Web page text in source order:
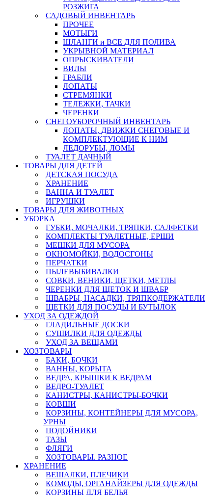
РОЗЖИГА
САДОВЫЙ ИНВЕНТАРЬ
ПРОЧЕЕ
МОТЫГИ
ШЛАНГИ и ВСЕ ДЛЯ ПОЛИВА
УКРЫВНОЙ МАТЕРИАЛ
ОПРЫСКИВАТЕЛИ
ВИЛЫ
ГРАБЛИ
ЛОПАТЫ
СТРЕМЯНКИ
ТЕЛЕЖКИ, ТАЧКИ
ЧЕРЕНКИ
СНЕГОУБОРОЧНЫЙ ИНВЕНТАРЬ
ЛОПАТЫ, ДВИЖКИ СНЕГОВЫЕ И
КОМПЛЕКТУЮЩИЕ К НИМ
ЛЕДОРУБЫ, ЛОМЫ
ТУАЛЕТ ДАЧНЫЙ
ТОВАРЫ ДЛЯ ДЕТЕЙ
ДЕТСКАЯ ПОСУДА
ХРАНЕНИЕ
ВАННА И ТУАЛЕТ
ИГРУШКИ
ТОВАРЫ ДЛЯ ЖИВОТНЫХ
УБОРКА
ГУБКИ, МОЧАЛКИ, ТРЯПКИ, САЛФЕТКИ
КОМПЛЕКТЫ ТУАЛЕТНЫЕ, ЕРШИ
МЕШКИ ДЛЯ МУСОРА
ОКНОМОЙКИ, ВОДОСГОНЫ
ПЕРЧАТКИ
ПЫЛЕВЫБИВАЛКИ
СОВКИ, ВЕНИКИ, ЩЕТКИ, МЕТЛЫ
ЧЕРЕНКИ ДЛЯ ЩЕТОК И ШВАБР
ШВАБРЫ, НАСАДКИ, ТРЯПКОДЕРЖАТЕЛИ
ЩЕТКИ ДЛЯ ПОСУДЫ И БУТЫЛОК
УХОД ЗА ОДЕЖДОЙ
ГЛАДИЛЬНЫЕ ДОСКИ
СУШИЛКИ ДЛЯ ОДЕЖДЫ
УХОД ЗА ВЕЩАМИ
ХОЗТОВАРЫ
БАКИ, БОЧКИ
ВАННЫ, КОРЫТА
ВЕДРА, КРЫШКИ К ВЕДРАМ
ВЕДРО-ТУАЛЕТ
КАНИСТРЫ, КАНИСТРЫ-БОЧКИ
КОВШИ
КОРЗИНЫ, КОНТЕЙНЕРЫ ДЛЯ МУСОРА,
УРНЫ
ПОДОЙНИКИ
ТАЗЫ
ФЛЯГИ
ХОЗТОВАРЫ. РАЗНОЕ
ХРАНЕНИЕ
ВЕШАЛКИ, ПЛЕЧИКИ
КОМОДЫ, ОРГАНАЙЗЕРЫ ДЛЯ ОДЕЖДЫ
КОРЗИНЫ ДЛЯ БЕЛЬЯ